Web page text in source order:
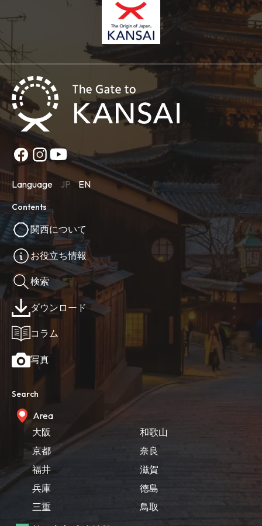
Language JP EN
Contents
関西について
お役立ち情報
検索
ダウンロード
コラム
写真
Search
Area
大阪
京都
福井
兵庫
三重
和歌山
奈良
滋賀
徳島
鳥取